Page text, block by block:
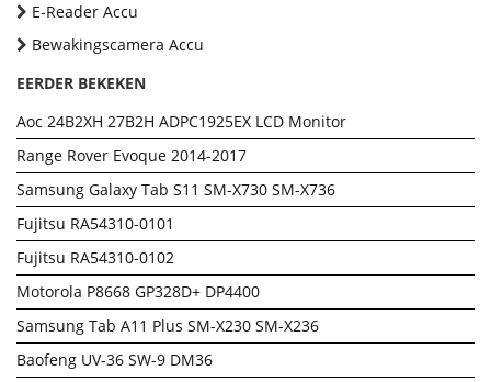
E-Reader Accu
Bewakingscamera Accu
EERDER BEKEKEN
Aoc 24B2XH 27B2H ADPC1925EX LCD Monitor
Range Rover Evoque 2014-2017
Samsung Galaxy Tab S11 SM-X730 SM-X736
Fujitsu RA54310-0101
Fujitsu RA54310-0102
Motorola P8668 GP328D+ DP4400
Samsung Tab A11 Plus SM-X230 SM-X236
Baofeng UV-36 SW-9 DM36